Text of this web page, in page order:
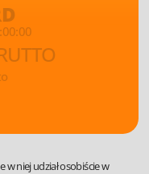
w niej udział osobiście w